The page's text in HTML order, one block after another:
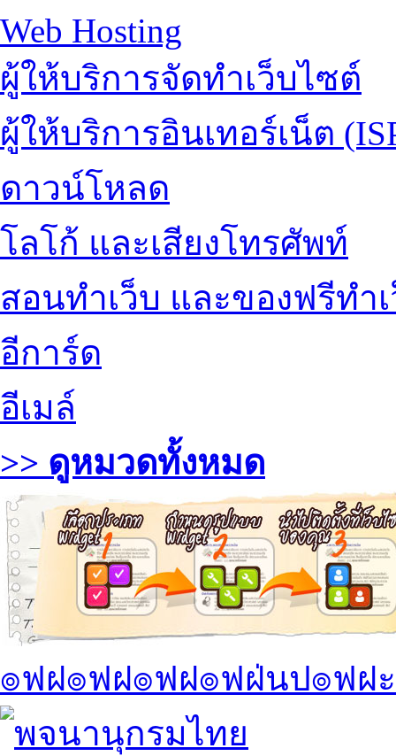
Web Hosting
ผู้ให้บริการจัดทำเว็บไซต์
ผู้ให้บริการอินเทอร์เน็ต
ดาวน์โหลด
โลโก้ และเสียงโทรศัพท์
สอนทำเว็บ และของฟรีทำ
อีการ์ด
อีเมล์
>> ดูหมวดทั้งหมด
๏ฟฝ๏ฟฝ๏ฟฝ๏ฟฝ่นป๏ฟฝ